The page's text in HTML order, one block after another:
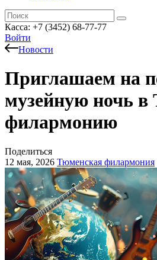
Касса: +7 (3452) 68-77-77
Войти
Новости
Приглашаем на
музейную ночь
филармонию
Поделиться
12 мая, 2026 Тюменская филармония